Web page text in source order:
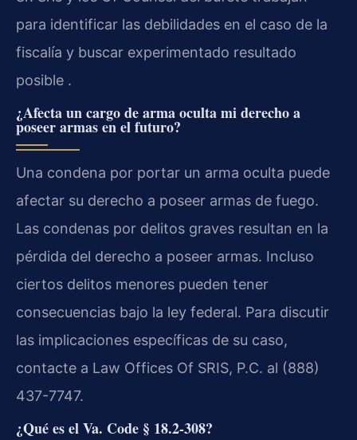
para identificar las debilidades en el caso de la
fiscalía y buscar experimentado resultado
posible .
¿Afecta un cargo de arma oculta mi derecho a
poseer armas en el futuro?
Una condena por portar un arma oculta puede
afectar su derecho a poseer armas de fuego.
Las condenas por delitos graves resultan en la
pérdida del derecho a poseer armas. Incluso
ciertos delitos menores pueden tener
consecuencias bajo la ley federal. Para discutir
las implicaciones específicas de su caso,
contacte a Law Offices Of SRIS, P.C. al (888)
437-7747.
¿Qué es el Va. Code § 18.2-308?